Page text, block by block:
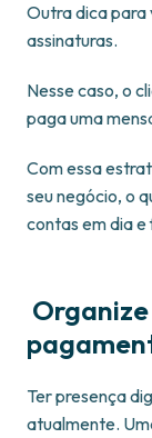
Outra dica para
assinaturas.
Nesse caso, o
paga uma
Com essa
seu negócio, o
contas em dia
Ter presença
atualmente.